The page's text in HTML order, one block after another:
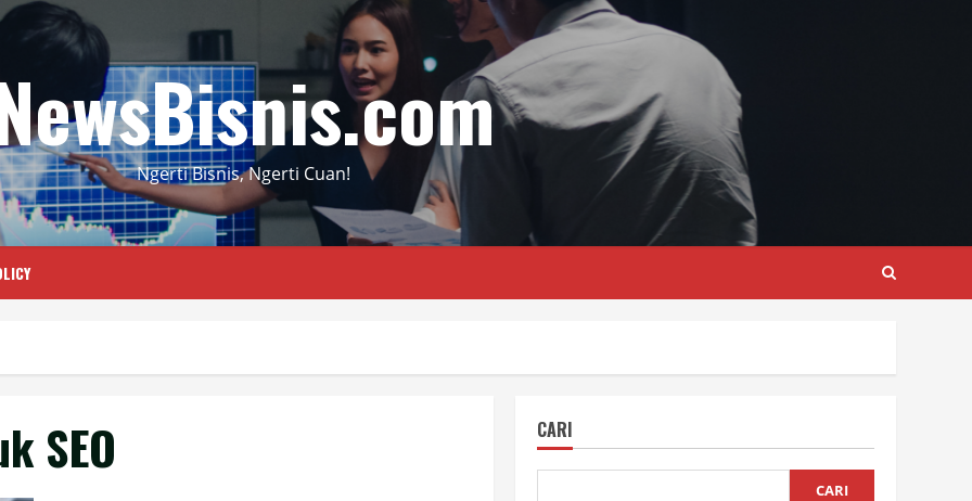
Ngerti Bisnis, Ngerti Cuan!
SEO CARI
CARI